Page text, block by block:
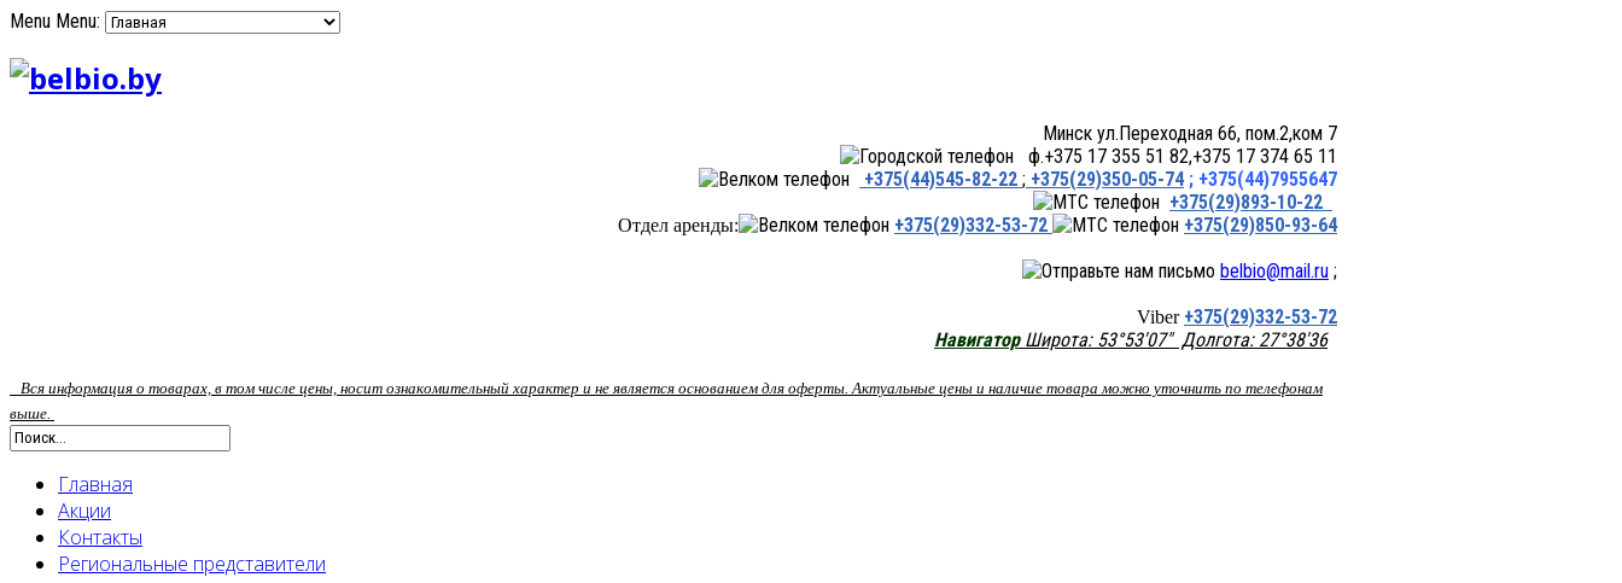
Menu Menu:
Минск ул.Переходная 66, пом.2,ком 7
ф.+375 17 355 51 82,+375 17 374 65 11
+375(44)545-82-22 ; +375(29)350-05-74 ; +375(44)7955647
+375(29)893-10-22
Отдел аренды: +375(29)332-53-72
+375(29)850-93-64
belbio@mail.ru ;
Viber +375(29)332-53-72
НавигаторШирота: 53°53'07" Долгота: 27°38'36
Вся информация о товарах, в том числе цены, носит ознакомительный характер и не является основанием для оферты. Актуальные цены и наличие товара можно уточнить по телефонам
выше.
Главная
Акции
Контакты
Региональные представители